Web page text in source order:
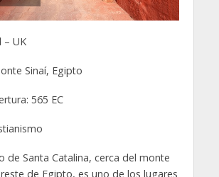
– UK
Sinaí, Egipto
565 EC
de Santa Catalina, cerca del monte
de Egipto, es uno de los lugares